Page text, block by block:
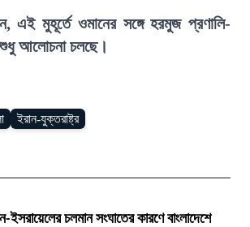
এই মুহূর্তে ওমানের সঙ্গে হরমুজ প্রণালি-
শুধু আলোচনা চলছে।
ইরান-যুক্তরাষ্ট্র
ইসরায়েলের চলমান সংঘাতের কারণে বাংলাদেশে